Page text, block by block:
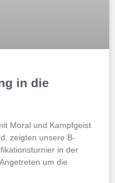
in die
Moral und Kampfgeist
zeigten unsere B-
in der
um die